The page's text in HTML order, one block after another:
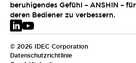
beruhigendes Gefühl – ANSHIN –
deren Bediener zu verbessern.
© 2026 IDEC Corporation
Datenschutzrichtlinie